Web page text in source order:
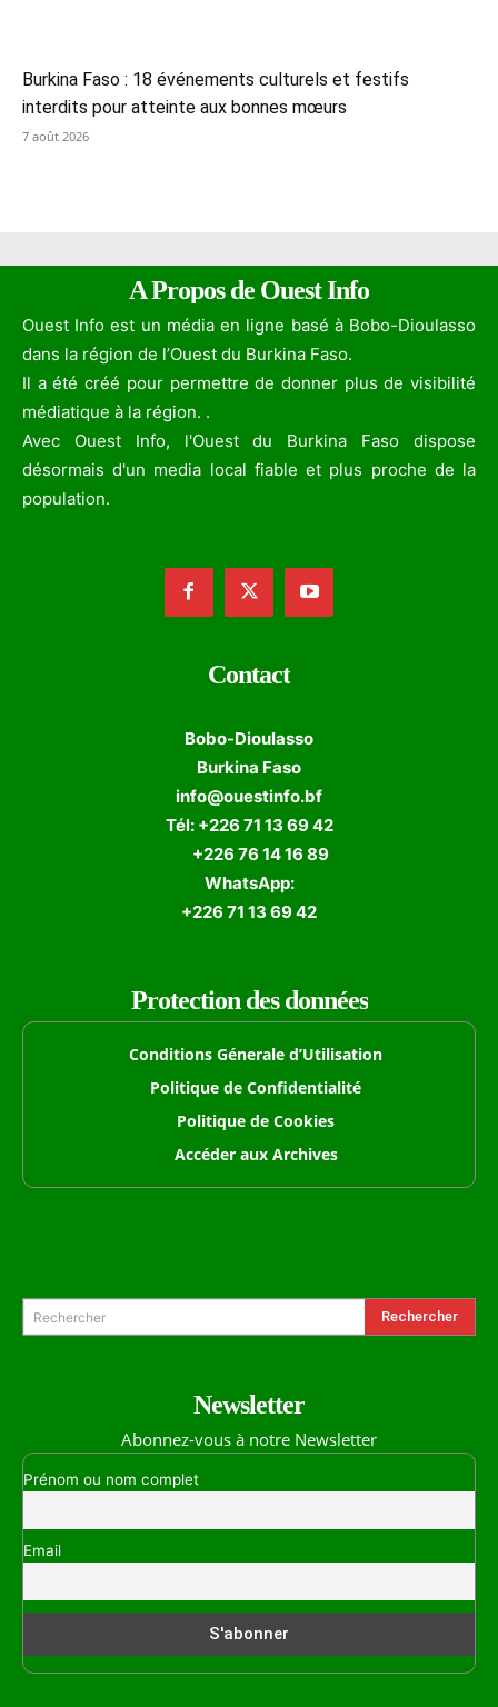
Burkina Faso : 18 événements culturels et festifs
interdits pour atteinte aux bonnes mœurs
7 août 2026
A Propos de Ouest Info
Ouest Info est un média en ligne basé à Bobo-Dioulasso
dans la région de l’Ouest du Burkina Faso.
Il a été créé pour permettre de donner plus de visibilité
médiatique à la région. .
Avec Ouest Info, l'Ouest du Burkina Faso dispose
désormais d'un media local fiable et plus proche de la
population.
Contact
Bobo-Dioulasso
Burkina Faso
info@ouestinfo.bf
Tél: +226 71 13 69 42
+226 76 14 16 89
WhatsApp:
+226 71 13 69 42
Protection des données
Conditions Génerale d’Utilisation
Politique de Confidentialité
Politique de Cookies
Accéder aux Archives
Rechercher Rechercher
Newsletter
Abonnez-vous à notre Newsletter
Prénom ou nom complet
Email